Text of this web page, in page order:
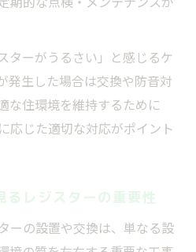
ターがうるさい」と感じるケ
発生した場合は交換や防音対
な住環境を維持するために
応じた適切な対応がポイント
るレジスターの重要性
ーの設置や交換は、単なる設